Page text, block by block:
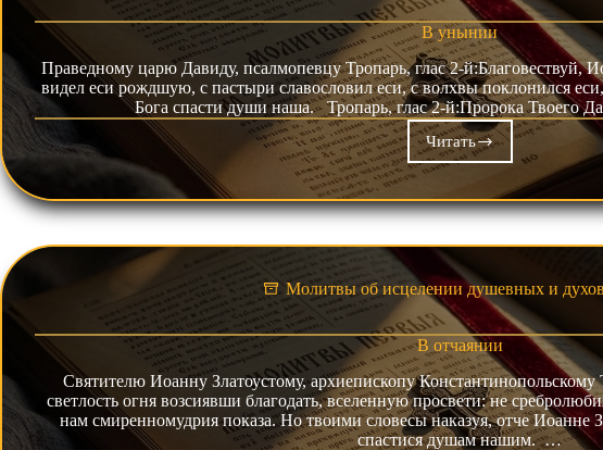
В унынии
Праведному царю Давиду, псалмопевцу Тропарь, глас 2-й:Благовествуй,
видел еси рождшую, с пастыри славословил еси, с волхвы поклонился
Бога спасти души наша. Тропарь, глас 2-й:Пророка Твоего
Читать
В
унынии
Молитвы об исцелении душевных и
В отчаянии
Святителю Иоанну Златоустому, архиепископу Константинопольскому
светлость огня возсиявши благодать, вселенную просвети: не
нам смиренномудрия показа. Hо твоими словесы наказуя, отче Иоанне
спастися душам нашим. …